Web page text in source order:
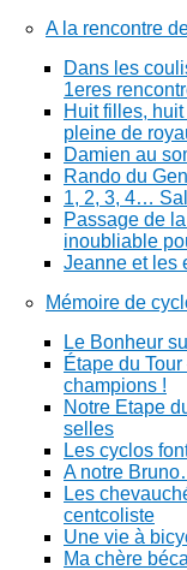
A la rencontre
Dans les
1eres
Huit filles,
pleine de
Damien au
Rando du
1, 2, 3, 4…
Passage de
inoubliable
Jeanne et les
Mémoire de
Le Bonheur
Étape du
champions !
Notre Etape
selles
Les cyclos
A notre
Les
centcoliste
Une vie à
Ma chère